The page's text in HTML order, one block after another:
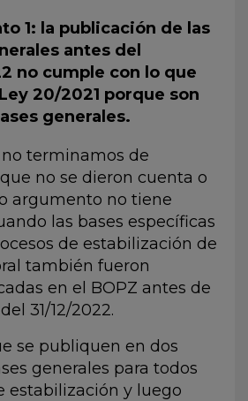
1: la publicación de las
antes del
no cumple con lo que
20/2021 porque son
generales.
terminamos de
no se dieron cuenta o
argumento no tiene
las bases específicas
de estabilización de
también fueron
en el BOPZ antes de
31/12/2022.
se publiquen en dos
generales para todos
estabilización y luego